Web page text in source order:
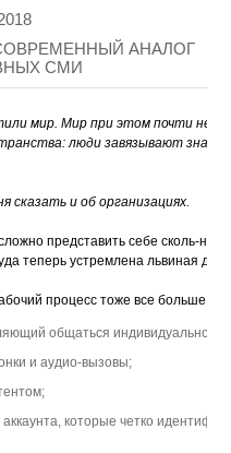
АНАЛОГ
СМИ
мир. Мир при этом почти не
люди завязывают
сказать и об организациях.
представить себе сколь-
теперь устремлена львиная
общаться индивидуально, а
и аудио-вызовы;
которые четко